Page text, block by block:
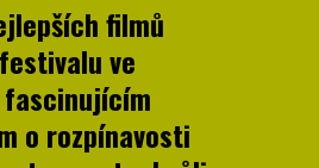
filmů
ve
o rozpínavosti